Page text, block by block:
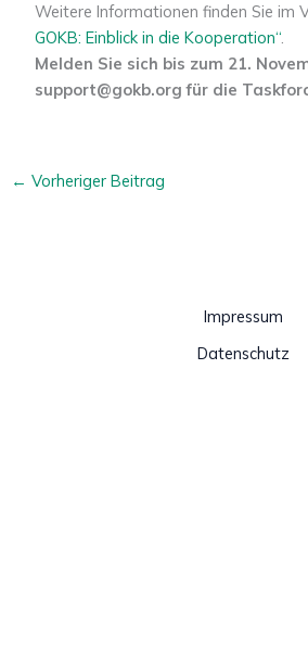
Weitere Informationen finden Sie im
GOKB: Einblick in die Kooperation“.
Melden Sie sich bis zum 21.
support@gokb.org für die
← Vorheriger Beitrag
Impressum
Datenschutz